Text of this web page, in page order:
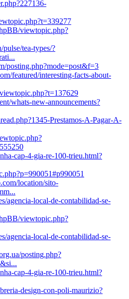
viewtopic.php?
tea-types/?
posting.php?mode=post&f=3
featured/interesting-facts-about-
whats-new-announcements?
Prestamos-A-Pagar-A-
cap-4-gia-re-100-trieu.html?
location/sito-
agencia-local-de-contabilidad-se-
viewtopic.php?
agencia-local-de-contabilidad-se-
posting.php?
cap-4-gia-re-100-trieu.html?
design-con-poli-maurizio?